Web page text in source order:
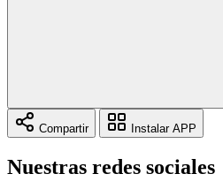
Compartir Instalar APP
Nuestras redes sociales